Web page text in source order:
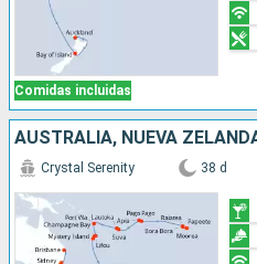
Comidas incluidas
Crystal Serenity 38 d